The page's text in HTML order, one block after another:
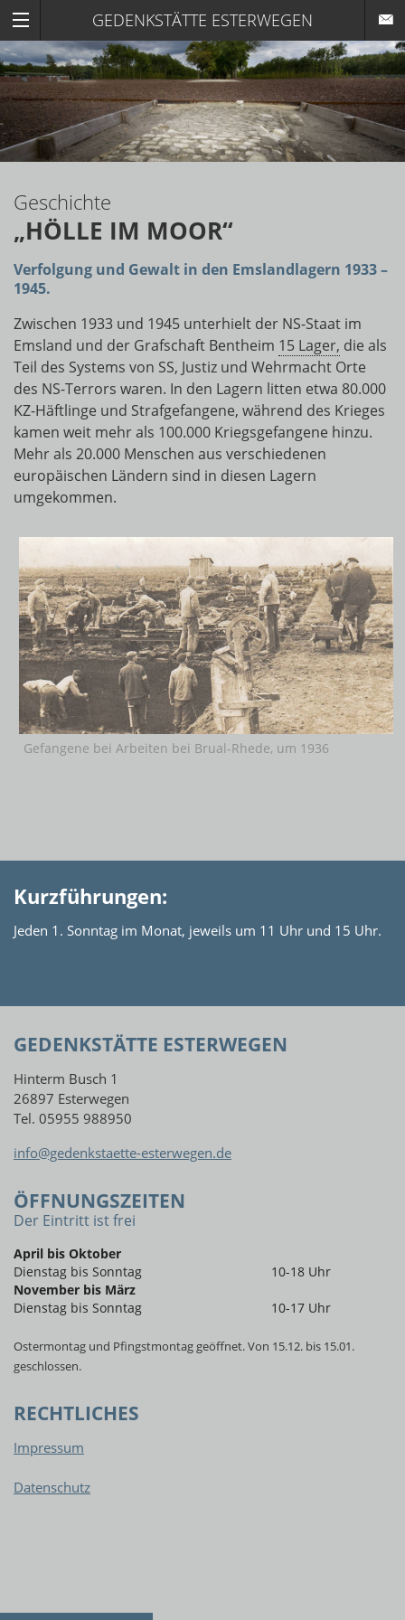
GEDENKSTÄTTE ESTERWEGEN
Geschichte
„HÖLLE IM MOOR“
Verfolgung und Gewalt in den Emslandlagern 1933 –
1945.
Zwischen 1933 und 1945 unterhielt der NS-Staat im
Emsland und der Grafschaft Bentheim 15 Lager, die als
Teil des Systems von SS, Justiz und Wehrmacht Orte
des NS-Terrors waren. In den Lagern litten etwa 80.000
KZ-Häftlinge und Strafgefangene, während des Krieges
kamen weit mehr als 100.000 Kriegsgefangene hinzu.
Mehr als 20.000 Menschen aus verschiedenen
europäischen Ländern sind in diesen Lagern
umgekommen.
Gefangene bei Arbeiten bei Brual-Rhede, um 1936
Kurzführungen:
Jeden 1. Sonntag im Monat, jeweils um 11 Uhr und 15 Uhr.
GEDENKSTÄTTE ESTERWEGEN
Hinterm Busch 1
26897 Esterwegen
Tel. 05955 988950
info@gedenkstaette-esterwegen.de
ÖFFNUNGSZEITEN
Der Eintritt ist frei
April bis Oktober
Dienstag bis Sonntag
10-18 Uhr
November bis März
Dienstag bis Sonntag
10-17 Uhr
Ostermontag und Pfingstmontag geöffnet. Von 15.12. bis 15.01.
geschlossen.
RECHTLICHES
Impressum
Datenschutz